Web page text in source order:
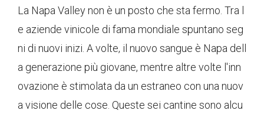
La Napa Valley non è un posto che sta fermo. Tra l
e aziende vinicole di fama mondiale spuntano seg
ni di nuovi inizi. A volte, il nuovo sangue è Napa dell
a generazione più giovane, mentre altre volte l'inn
ovazione è stimolata da un estraneo con una nuov
a visione delle cose. Queste sei cantine sono alcu